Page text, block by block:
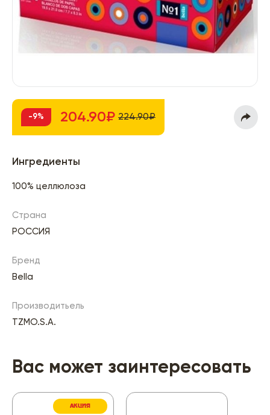
-9% 204.90₽ 224.90₽
Ингредиенты
100% целлюлоза
Страна
РОССИЯ
Бренд
Bella
Производитьель
TZMO.S.A.
Вас может заинтересовать
АКЦИЯ